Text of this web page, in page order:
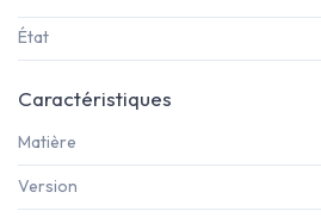
État
Caractéristiques
Matière
Version